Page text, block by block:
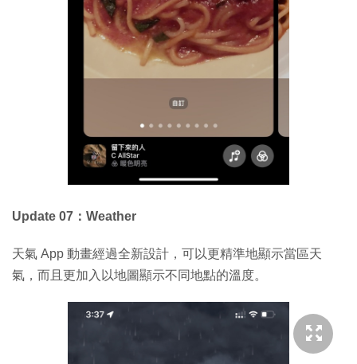
Update 07：Weather
天氣 App 動畫經過全新設計，可以更精準地顯示當區天
氣，而且更加入以地圖顯示不同地點的溫度。